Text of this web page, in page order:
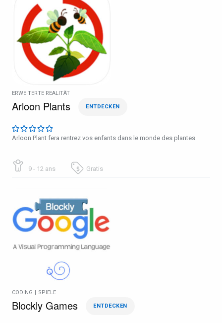
ERWEITERTE REALITÄT
Arloon Plants ENTDECKEN
Arloon Plant fera rentrez vos enfants dans le monde des plantes
9 - 12 ans Gratis
CODING | SPIELE
Blockly Games ENTDECKEN